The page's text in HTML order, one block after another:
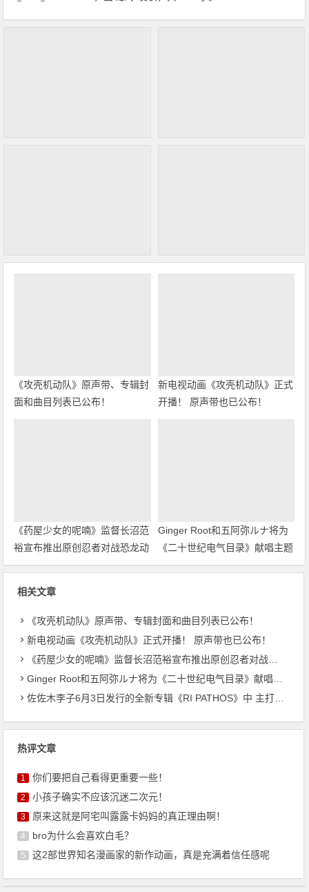
《攻壳机动队》原声带、专辑封
面和曲目列表已公布！
新电视动画《攻壳机动队》正式
开播！ 原声带也已公布！
《药屋少女的呢喃》监督长沼范
裕宣布推出原创忍者对战恐龙动
画！
Ginger Root和五阿弥ルナ将为
《二十世纪电气目录》献唱主题
曲
相关文章
《攻壳机动队》原声带、专辑封面和曲目列表已公布！
新电视动画《攻壳机动队》正式开播！ 原声带也已公布！
《药屋少女的呢喃》监督长沼范裕宣布推出原创忍者对战恐龙动画！
Ginger Root和五阿弥ルナ将为《二十世纪电气目录》献唱主题曲
佐佐木李子6月3日发行的全新专辑《RI PATHOS》中 主打曲《桃李成蹊》的音乐视频已公开
热评文章
1 你们要把自己看得更重要一些！
2 小孩子确实不应该沉迷二次元！
3 原来这就是阿宅叫露露卡妈妈的真正理由啊！
4 bro为什么会喜欢白毛？
5 这2部世界知名漫画家的新作动画，真是充满着信任感呢